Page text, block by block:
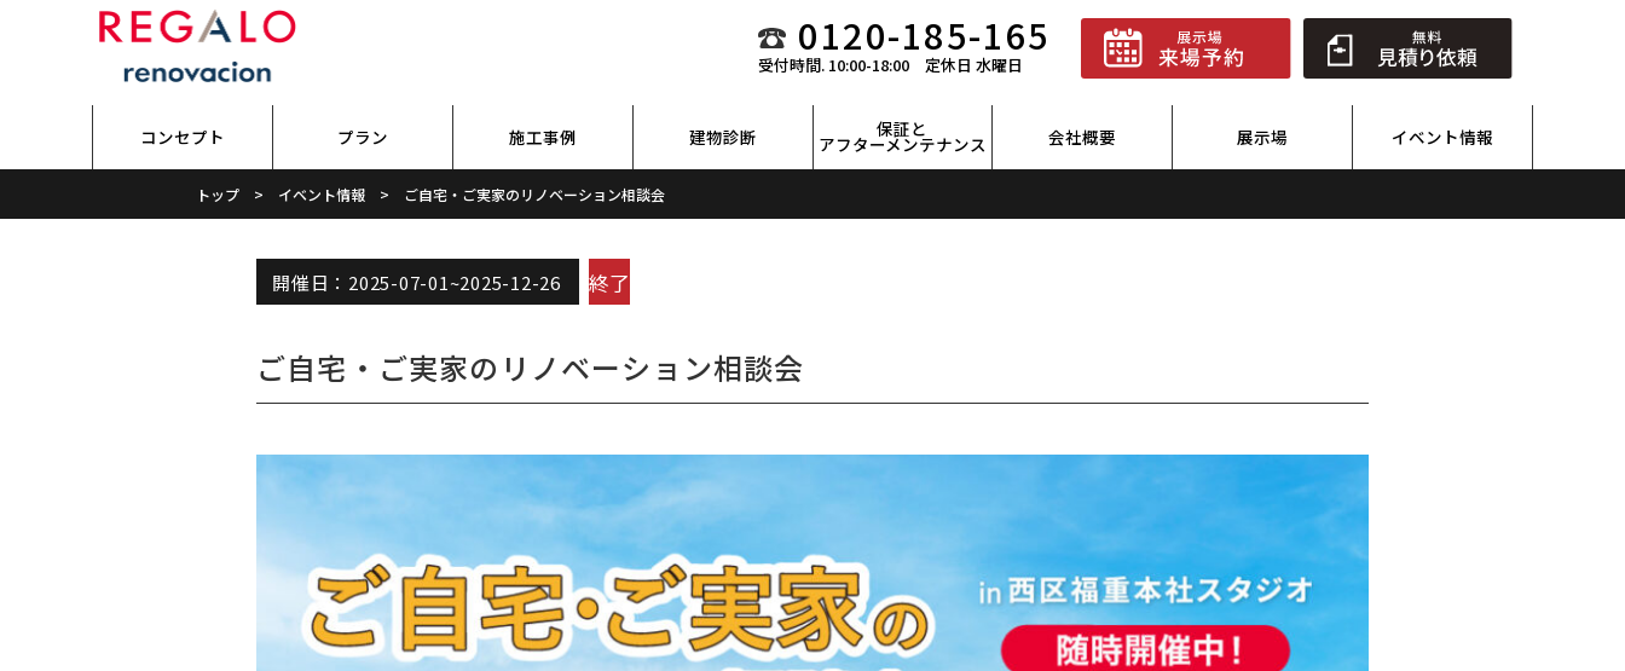
0120-185-165
受付時間. 10:00-18:00 定休⽇ ⽔曜⽇
コンセプト プラン 施工事例 建物診断 保証と
アフターメンテナンス 会社概要 展示場 イベント情報
トップ イベント情報 ご自宅・ご実家のリノベーション相談会
開催日： 2025-07-01~2025-12-26 終了
ご自宅・ご実家のリノベーション相談会